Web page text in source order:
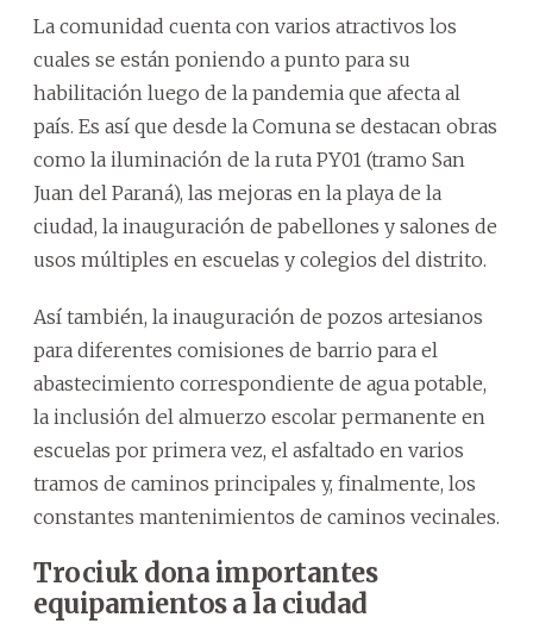
La comunidad cuenta con varios atractivos los
cuales se están poniendo a punto para su
habilitación luego de la pandemia que afecta al
país. Es así que desde la Comuna se destacan obras
como la iluminación de la ruta PY01 (tramo San
Juan del Paraná), las mejoras en la playa de la
ciudad, la inauguración de pabellones y salones de
usos múltiples en escuelas y colegios del distrito.
Así también, la inauguración de pozos artesianos
para diferentes comisiones de barrio para el
abastecimiento correspondiente de agua potable,
la inclusión del almuerzo escolar permanente en
escuelas por primera vez, el asfaltado en varios
tramos de caminos principales y, finalmente, los
constantes mantenimientos de caminos vecinales.
Trociuk dona importantes
equipamientos a la ciudad